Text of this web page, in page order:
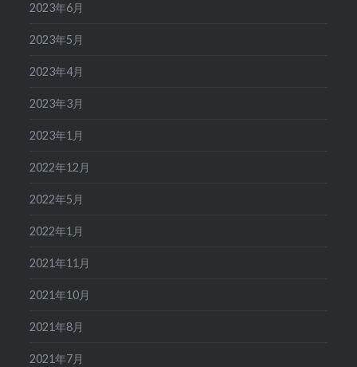
2023年6月
2023年5月
2023年4月
2023年3月
2023年1月
2022年12月
2022年5月
2022年1月
2021年11月
2021年10月
2021年8月
2021年7月